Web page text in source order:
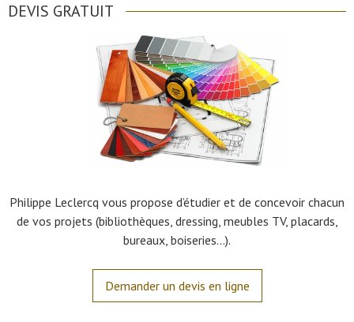
DEVIS GRATUIT
Philippe Leclercq vous propose d’étudier et de concevoir chacun
de vos projets (bibliothèques, dressing, meubles TV, placards,
bureaux, boiseries…).
Demander un devis en ligne